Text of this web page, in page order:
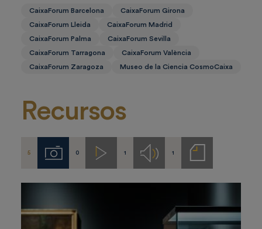
CaixaForum Barcelona
CaixaForum Girona
CaixaForum Lleida
CaixaForum Madrid
CaixaForum Palma
CaixaForum Sevilla
CaixaForum Tarragona
CaixaForum València
CaixaForum Zaragoza
Museo de la Ciencia CosmoCaixa
Recursos
5 Imágenes
0 Videos1 Audios1
Notas
de
prensa